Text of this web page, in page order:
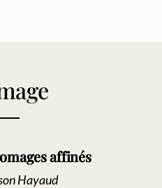
affinés
Hayaud